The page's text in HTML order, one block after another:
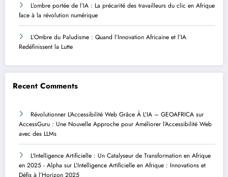
L’ombre portée de l’IA : La précarité des travailleurs du clic en Afrique
face à la révolution numérique
L’Ombre du Paludisme : Quand l’Innovation Africaine et l’IA
Redéfinissent la Lutte
Recent Comments
Révolutionner L’Accessibilité Web Grâce À L’IA – GEOAFRICA sur
AccessGuru : Une Nouvelle Approche pour Améliorer l’Accessibilité Web
avec des LLMs
L'Intelligence Artificielle : Un Catalyseur de Transformation en Afrique
en 2025 - Alpha sur L’Intelligence Artificielle en Afrique : Innovations et
Défis à l’Horizon 2025